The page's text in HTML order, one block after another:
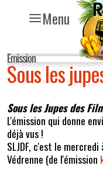
Menu
Emission
Sous les
Sous les Jupes des
L'émission qui donne
déjà vus !
SLJDF, c'est le
Védrenne (de l'émission